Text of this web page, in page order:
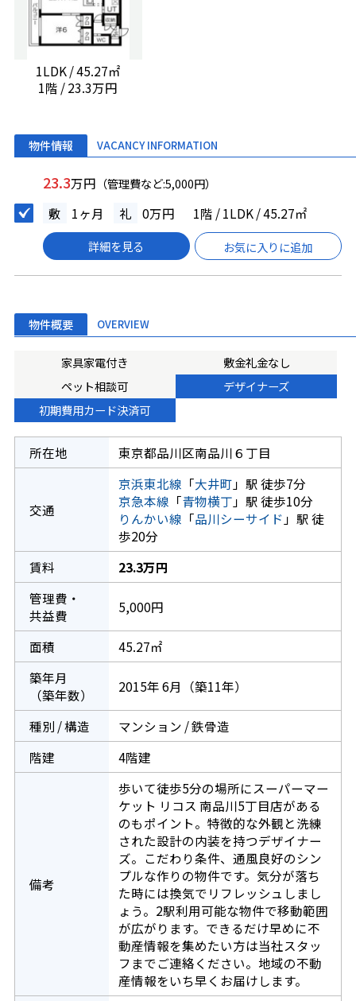
1LDK / 45.27㎡
1階 / 23.3万円
物件情報 VACANCY INFORMATION
23.3万円 （管理費など:5,000円）
敷 1ヶ月 礼 0万円 1階 / 1LDK / 45.27㎡
詳細を見る お気に入りに追加
物件概要 OVERVIEW
家具家電付き
敷金礼金なし
ペット相談可
デザイナーズ
初期費用カード決済可
所在地 東京都品川区南品川６丁目
交通
京浜東北線 「大井町 」駅 徒歩7分
京急本線 「青物横丁 」駅 徒歩10分
りんかい線 「品川シーサイド 」駅 徒
歩20分
賃料
23.3万円
管理費・
共益費
5,000円
面積
45.27㎡
築年月
（築年数）
2015年 6月（築11年）
種別 / 構造
マンション / 鉄骨造
階建
4階建
備考
歩いて徒歩5分の場所にスーパーマー
ケット リコス 南品川5丁目店がある
のもポイント。特徴的な外観と洗練
された設計の内装を持つデザイナー
ズ。こだわり条件、通風良好のシン
プルな作りの物件です。気分が落ち
た時には換気でリフレッシュしまし
ょう。2駅利用可能な物件で移動範囲
が広がります。できるだけ早めに不
動産情報を集めたい方は当社スタッ
フまでご連絡ください。地域の不動
産情報をいち早くお届けします。